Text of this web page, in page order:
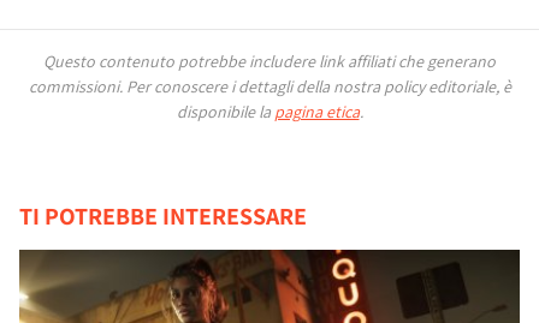
Questo contenuto potrebbe includere link affiliati che generano
commissioni. Per conoscere i dettagli della nostra policy editoriale, è
disponibile la pagina etica.
TI POTREBBE INTERESSARE